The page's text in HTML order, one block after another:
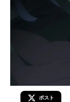
ポスト